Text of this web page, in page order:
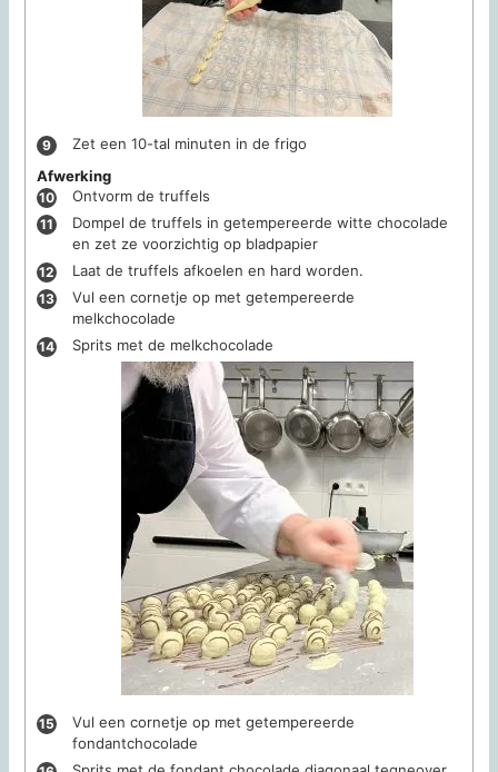
Zet een 10-tal minuten in de frigo
Afwerking
Ontvorm de truffels
Dompel de truffels in getempereerde witte chocolade
en zet ze voorzichtig op bladpapier
Laat de truffels afkoelen en hard worden.
Vul een cornetje op met getempereerde
melkchocolade
Sprits met de melkchocolade
Vul een cornetje op met getempereerde
fondantchocolade